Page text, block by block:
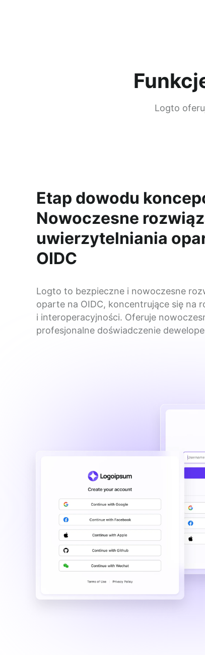
Logto
Etap dowodu
Nowoczesne
uwierzytelniania
OIDC
Logto to bezpieczne i nowoczesne
oparte na OIDC, koncentrujące się na
i interoperacyjności. Oferuje
profesjonalne doświadczenie